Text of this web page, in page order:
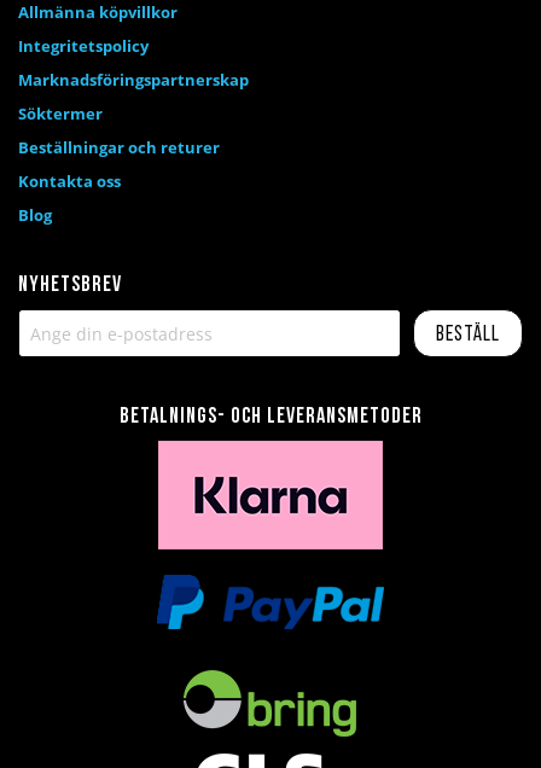
Nyhetsbrev
Beställ
Betalnings- och leveransmetoder
Allmänna köpvillkor
Integritetspolicy
Marknadsföringspartnerskap
Söktermer
Beställningar och returer
Kontakta oss
Blog